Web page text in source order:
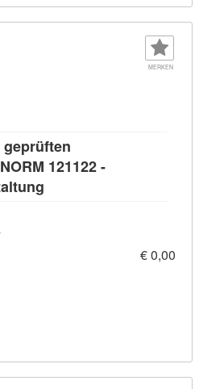
MERKEN
121122 -
€ 0,00